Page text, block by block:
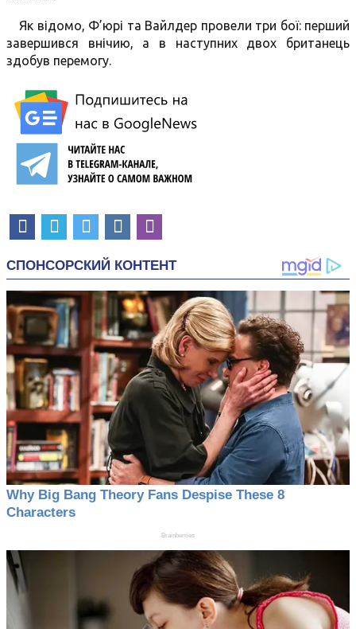
Як відомо, Ф’юрі та Вайлдер провели три бої: перший
завершився внічию, а в наступних двох британець
здобув перемогу.